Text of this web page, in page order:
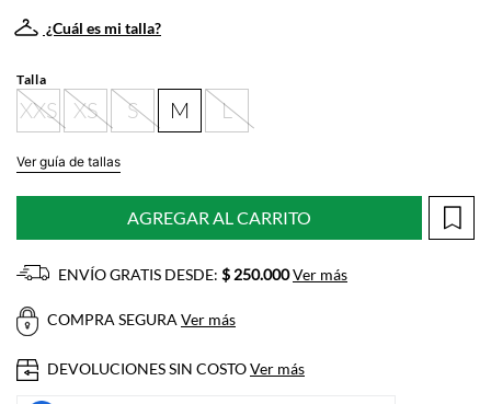
¿Cuál es mi talla?
Talla
XXS XS S M L
Ver guía de tallas
AGREGAR AL CARRITO
ENVÍO GRATIS DESDE: $ 250.000Ver más
COMPRA SEGURA Ver más
DEVOLUCIONES SIN COSTOVer más